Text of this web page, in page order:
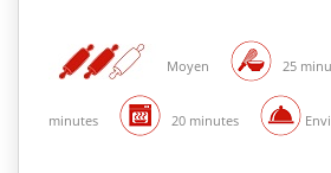
Moyen 25
minutes 20 minutes